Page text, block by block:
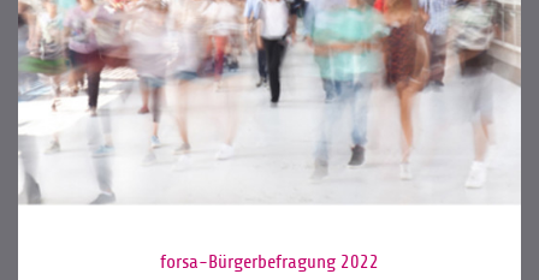
forsa-Bürgerbefragung 2022